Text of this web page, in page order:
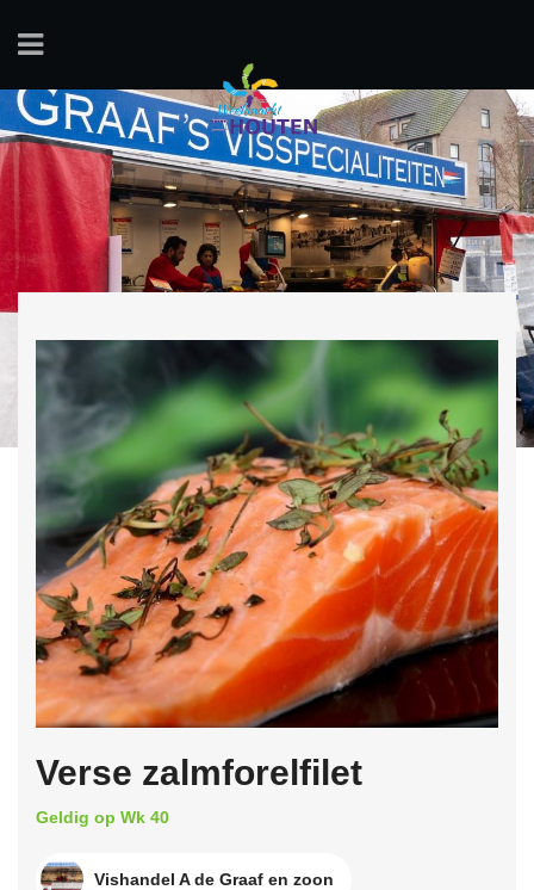
Verse zalmforelfilet
Geldig op Wk 40
Vishandel A de Graaf en zoon